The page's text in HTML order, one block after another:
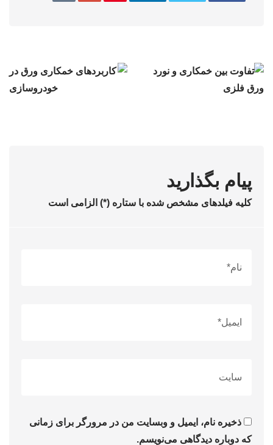
پیام بگذارید
کلیه فیلدهای مشخص شده با ستاره (*) الزامی است
ذخیره نام، ایمیل و وبسایت من در مرورگر برای زمانی
که دوباره دیدگاهی می‌نویسم.